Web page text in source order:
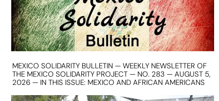
MEXICO SOLIDARITY BULLETIN — WEEKLY NEWSLETTER OF
THE MEXICO SOLIDARITY PROJECT — NO. 283 — AUGUST 5,
2026 — IN THIS ISSUE: MEXICO AND AFRICAN AMERICANS